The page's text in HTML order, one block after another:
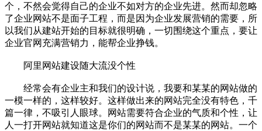
个，不然会觉得自己的企业不如对方的企业先进。然而却忽略
了企业网站不是面子工程，而是因为企业发展营销的需要，所
以我们从建站开始的目标就很明确，一切围绕这个重点，要让
企业官网充满营销力，能帮企业挣钱。
阿里网站建设随大流没个性
经常会有企业主和我们的设计说，我要和某某的网站做的
一模一样的，这样较好。这样做出来的网站完全没有特色，千
篇一律，不吸引人眼球。网站需要符合企业的气质和个性，让
人一打开网站就知道这是你们的网站而不是某某的网站。一个